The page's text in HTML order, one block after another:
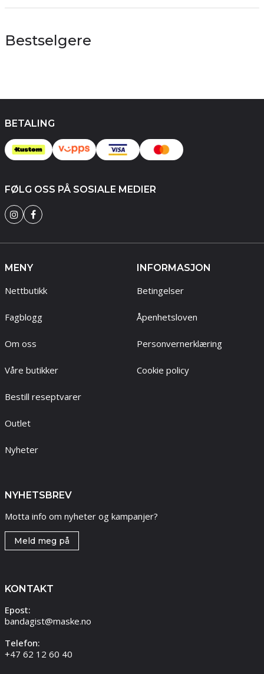
Bestselgere
BETALING
FØLG OSS PÅ SOSIALE MEDIER
MENY
Nettbutikk
Fagblogg
Om oss
Våre butikker
Bestill reseptvarer
Outlet
Nyheter
INFORMASJON
Betingelser
Åpenhetsloven
Personvernerklæring
Cookie policy
NYHETSBREV
Motta info om nyheter og kampanjer?
Meld meg på
KONTAKT
Epost:
bandagist@maske.no
Telefon:
+47 62 12 60 40